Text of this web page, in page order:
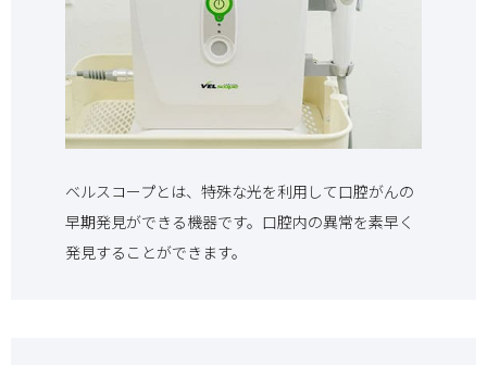
ベルスコープとは、特殊な光を利用して口腔がんの
早期発見ができる機器です。口腔内の異常を素早く
発見することができます。